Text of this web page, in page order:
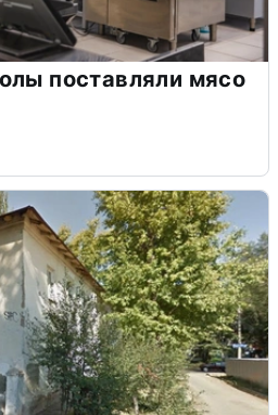
поставляли мясо